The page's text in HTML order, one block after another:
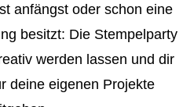
anfängst oder schon eine
besitzt: Die Stempelparty
werden lassen und dir
deine eigenen Projekte